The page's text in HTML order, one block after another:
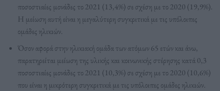
ποσοστιαίες μονάδες το 2021 (13,4%) σε σχέση με το 2020 (19,9%).
Η μείωση αυτή είναι η μεγαλύτερη συγκριτικά με τις υπόλοιπες
ομάδες ηλικιών.
Όσον αφορά στην ηλικιακή ομάδα των ατόμων 65 ετών και άνω,
παρατηρείται μείωση της υλικής και κοινωνικής στέρησης κατά 0,3
ποσοστιαίες μονάδες το 2021 (10,3%) σε σχέση με το 2020 (10,6%)
που είναι η μικρότερη συγκριτικά με τις υπόλοιπες ομάδες ηλικιών.